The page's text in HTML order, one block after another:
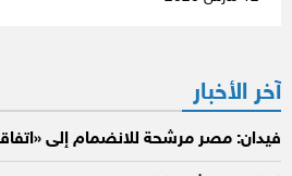
آخر الأخبار
فيدان: مصر مرشحة للانضمام إلى